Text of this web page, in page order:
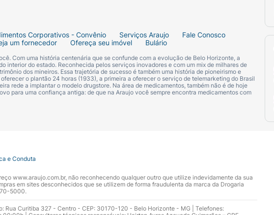
Corporativos - Convênio Serviços Araujo
Fale Conosco
um fornecedor Ofereça seu imóvel Bulário
Com uma história centenária que se confunde com a evolução de Belo Horizonte, a
interior do estado. Reconhecida pelos serviços inovadores e com um mix de milhares de
dos mineiros. Essa trajetória de sucesso é também uma história de pioneirismo e
o plantão 24 horas (1933), a primeira a oferecer o serviço de telemarketing do Brasil
rede a implantar o modelo drugstore. Na área de medicamentos, também não é de hoje
para uma confiança antiga: de que na Araujo você sempre encontra medicamentos com
e Conduta
www.araujo.com.br, não reconhecendo qualquer outro que utilize indevidamente da sua
em sites desconhecidos que se utilizem de forma fraudulenta da marca da Drogaria
5000.
Rua Curitiba 327 - Centro - CEP: 30170-120 - Belo Horizonte - MG | Telefones: